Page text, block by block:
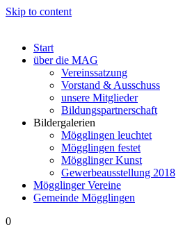
Skip to content
Start
über die MAG
Vereinssatzung
Vorstand & Ausschuss
unsere Mitglieder
Bildungspartnerschaft
Bildergalerien
Mögglingen leuchtet
Mögglingen festet
Mögglinger Kunst
Gewerbeausstellung 2018
Mögglinger Vereine
Gemeinde Mögglingen
0